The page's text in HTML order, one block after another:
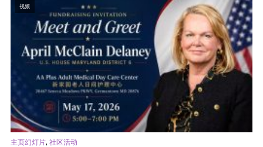
视频
主页幻灯片, 社区活动